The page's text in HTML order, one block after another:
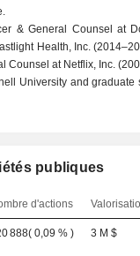
& General Counsel at
Health, Inc.
Counsel at Netflix, Inc.
University and graduate
publiques
d'actions
888(0,09 % ) 3 M $